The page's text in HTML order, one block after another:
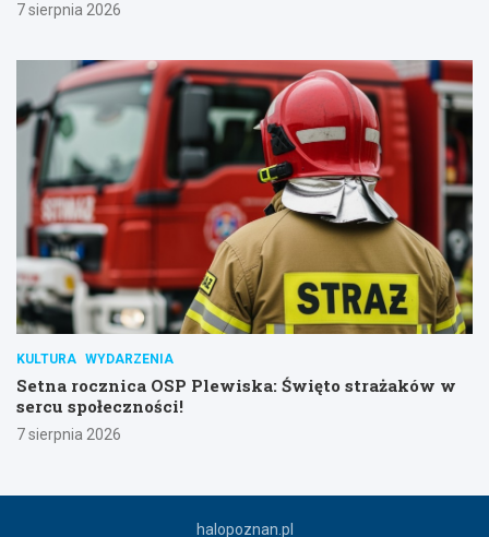
7 sierpnia 2026
KULTURA WYDARZENIA
Setna rocznica OSP Plewiska: Święto strażaków w
sercu społeczności!
7 sierpnia 2026
halopoznan.pl